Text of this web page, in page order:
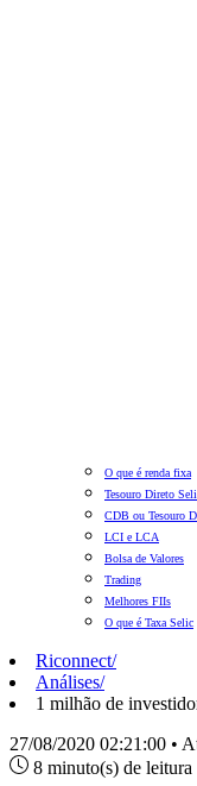
O que é renda fixa
Tesouro Direto
CDB ou Tesouro
LCI e LCA
Bolsa de Valores
Trading
Melhores FIIs
O que é Taxa Selic
Riconnect/
Análises/
1 milhão de
27/08/2020 02:21:00 •
8 minuto(s) de leitura